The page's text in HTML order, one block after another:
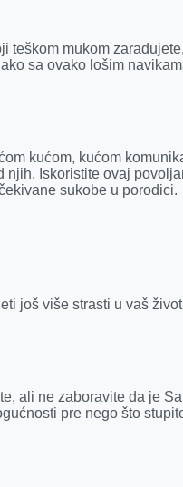
teškom mukom
sa ovako lošim
kućom, kućom
Iskoristite ovaj
sukobe u porodici.
još više strasti u vaš
ali ne zaboravite da je
pre nego što